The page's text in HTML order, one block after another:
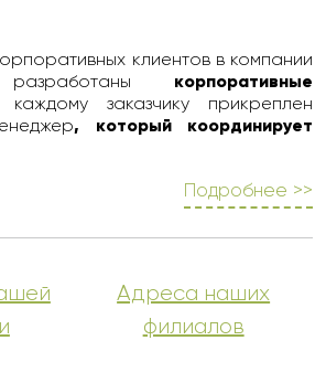
клиентов в компании
разработаны корпоративные
заказчику прикреплен
, который координирует
Подробнее >>
Адреса наших
филиалов